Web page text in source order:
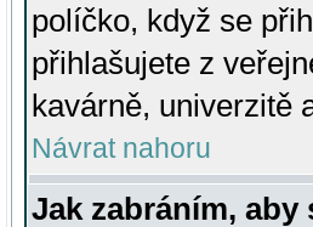
políčko, když se
přihlašujete z
kavárně, univerzitě
Návrat nahoru
Jak zabráním, aby